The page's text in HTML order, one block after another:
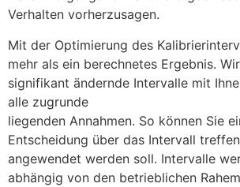
Verhalten vorherzusagen.
Mit der Optimierung des
mehr als ein berechnetes Ergebnis.
signifikant ändernde Intervalle mit
alle zugrunde
liegenden Annahmen. So können Sie
Entscheidung über das Intervall
angewendet werden soll. Intervalle
abhängig von den betrieblichen